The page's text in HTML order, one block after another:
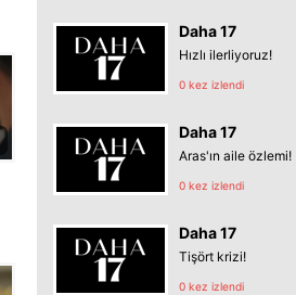
Daha 17
Hızlı ilerliyoruz!
0 kez izlendi
Daha 17
Aras'ın aile özlemi!
0 kez izlendi
Daha 17
Tişört krizi!
0 kez izlendi